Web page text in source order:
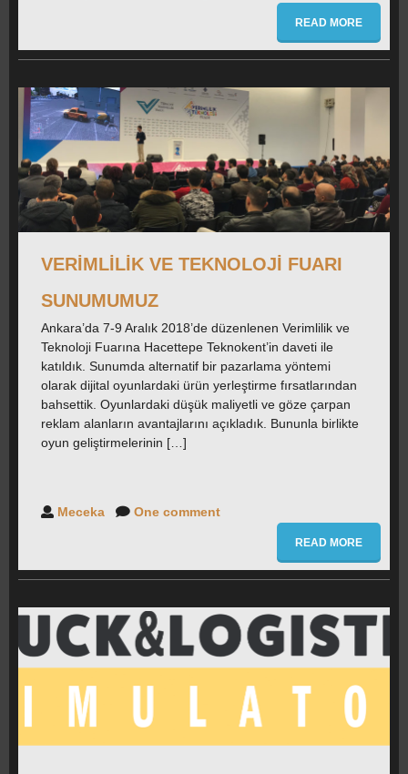
READ MORE
VERIMLILIK VE TEKNOLOJI FUARI
SUNUMUMUZ
Ankara’da 7-9 Aralık 2018’de düzenlenen Verimlilik ve
Teknoloji Fuarına Hacettepe Teknokent’in daveti ile
katıldık. Sunumda alternatif bir pazarlama yöntemi
olarak dijital oyunlardaki ürün yerleştirme fırsatlarından
bahsettik. Oyunlardaki düşük maliyetli ve göze çarpan
reklam alanların avantajlarını açıkladık. Bununla birlikte
oyun geliştirmelerinin […]
Meceka One comment
READ MORE